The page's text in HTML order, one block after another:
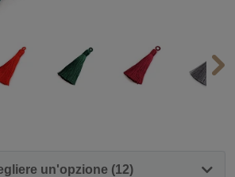
un'opzione (12)